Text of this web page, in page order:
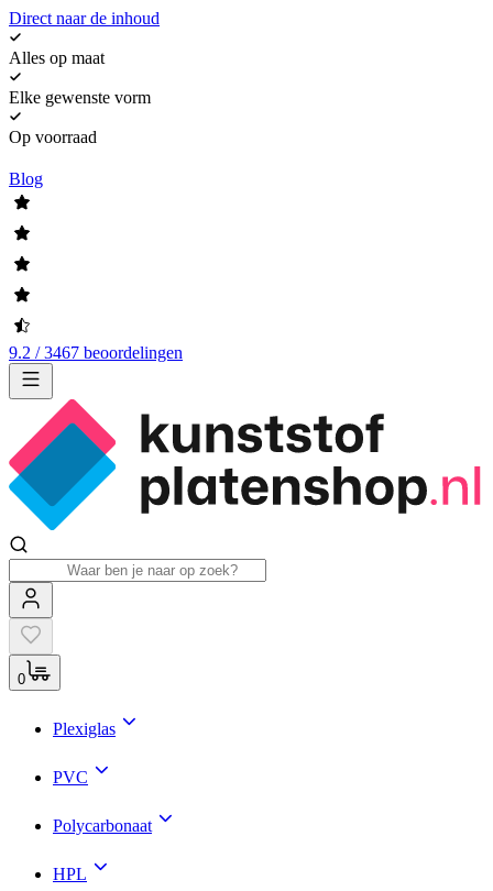
Direct naar de inhoud
Alles op maat
Elke gewenste vorm
Op voorraad
Blog
9.2 / 3467 beoordelingen
0
Plexiglas
PVC
Polycarbonaat
HPL